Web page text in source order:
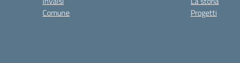
Comune
Progetti